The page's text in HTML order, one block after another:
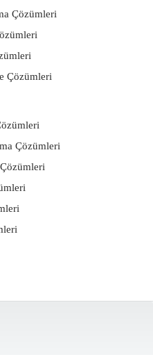
Çözümleri
Çözümleri
Çözümleri